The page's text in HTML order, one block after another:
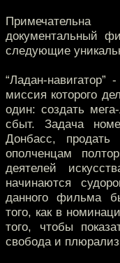
документальный
следующие
“Ладан-
миссия которого
один: создать
сбыт. Задача
Донбасс,
ополченцам
деятелей
начинаются
данного фильма
того, как в
того, чтобы
свобода и